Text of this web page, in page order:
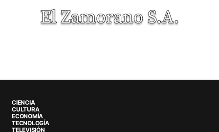
CIENCIA
CULTURA
ECONOMÍA
TECNOLOGÍA
TELEVISIÓN